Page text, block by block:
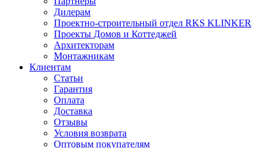
Дилерам
Проектно-строительный отдел RKS KLINKER
Проекты Домов и Коттеджей
Архитекторам
Монтажникам
Клиентам
Статьи
Гарантия
Оплата
Доставка
Отзывы
Условия возврата
Оптовым покупателям